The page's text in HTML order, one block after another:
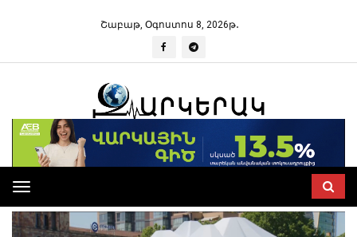
Շաբաթ, Օգոստոս 8, 2026թ․
Toggle
navigation